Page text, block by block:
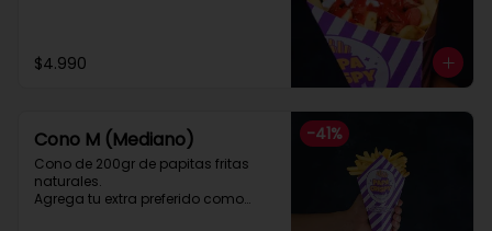
$4.990
-41%
Cono M (Mediano)
Cono de 200gr de papitas fritas
naturales.
Agrega tu extra preferido como